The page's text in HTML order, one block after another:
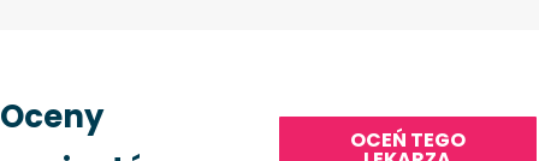
Oceny
OCEŃ TEGO